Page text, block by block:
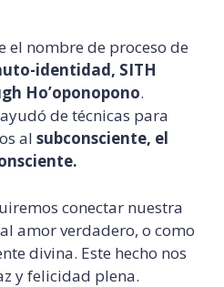
el nombre de proceso de
identidad, SITH
Ho’oponopono.
de técnicas para
al subconsciente, el
conectar nuestra
amor verdadero, o como
divina. Este hecho nos
y felicidad plena.